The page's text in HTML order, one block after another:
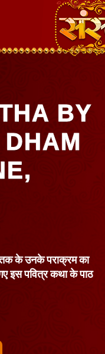
BY
के उनके पराक्रम का
इस पवित्र कथा के पाठ